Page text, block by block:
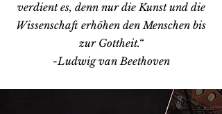
verdient es, denn nur die Kunst und die
Wissenschaft erhöhen den Menschen bis
zur Gottheit.“
-Ludwig van Beethoven